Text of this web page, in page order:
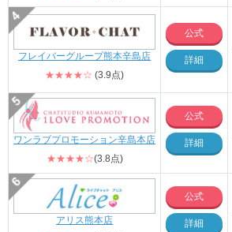
フレイバーグループ熊本辛島店
★★★★☆ (3.9点)
公式
詳細
ワンラブプロモーション辛島本店
★★★★☆(3.8点)
公式
詳細
アリス熊本店
公式
詳細